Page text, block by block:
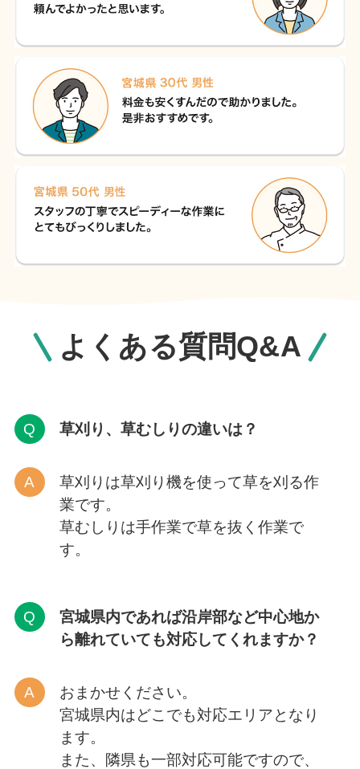
よくある質問Q&A
草刈り、草むしりの違いは？
草刈りは草刈り機を使って草を刈る作
業です。
草むしりは手作業で草を抜く作業で
す。
宮城県内であれば沿岸部など中心地か
ら離れていても対応してくれますか？
おまかせください。
宮城県内はどこでも対応エリアとなり
ます。
また、隣県も一部対応可能ですので、